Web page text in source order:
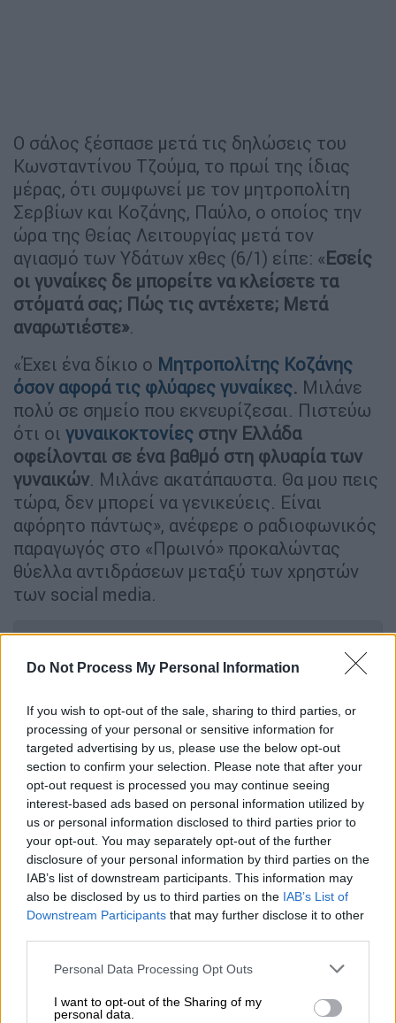
Do Not Process My Personal Information
If you wish to opt-out of the sale, sharing to third parties, or
processing of your personal or sensitive information for
targeted advertising by us, please use the below opt-out
section to confirm your selection. Please note that after your
opt-out request is processed you may continue seeing
interest-based ads based on personal information utilized by
us or personal information disclosed to third parties prior to
your opt-out. You may separately opt-out of the further
disclosure of your personal information by third parties on the
IAB’s list of downstream participants. This information may
also be disclosed by us to third parties on the IAB’s List of
Downstream Participants that may further disclose it to other
Please note that this website/app uses one or more Google
not limited to your visit or usage behaviour. You may click to
Personal Data Processing Opt Outs
I want to opt-out of the Sharing of my
personal data.
Ο σάλος ξέσπασε μετά τις δηλώσεις του
Κωνσταντίνου Τζούμα, το πρωί της ίδιας
μέρας, ότι συμφωνεί με τον μητροπολίτη
Σερβίων και Κοζάνης, Παύλο, ο οποίος την
ώρα της Θείας Λειτουργίας μετά τον
αγιασμό των Υδάτων χθες (6/1) είπε: «Εσείς
οι γυναίκες δε μπορείτε να κλείσετε τα
στόματά σας; Πώς τις αντέχετε; Μετά
αναρωτιέστε».
«Έχει ένα δίκιο ο Μητροπολίτης Κοζάνης
όσον αφορά τις φλύαρες γυναίκες. Μιλάνε
πολύ σε σημείο που εκνευρίζεσαι. Πιστεύω
ότι οι γυναικοκτονίες στην Ελλάδα
οφείλονται σε ένα βαθμό στη φλυαρία των
γυναικών. Μιλάνε ακατάπαυστα. Θα μου πεις
τώρα, δεν μπορεί να γενικεύεις. Είναι
αφόρητο πάντως», ανέφερε ο ραδιοφωνικός
παραγωγός στο «Πρωινό» προκαλώντας
θύελλα αντιδράσεων μεταξύ των χρηστών
των social media.
Αντιδράσεις για τις δηλώσεις του
Κωνσταντίνου Τζούμα: «Οι
γυναικοκτονίες οφείλονται σε ένα
βαθμό στη φλυαρία των γυναικών»
Κόσμος|04.01.2022 17:12
Τουρκία: 450 γυναικοκτονίες το 2021,
όταν η χώρα αποχώρησε από τη
Σύμβαση της Κωνσταντινούπολης
Ελένη Τοπαλούδη: Συγκλονιστική
επιτροπή από τους γονείς της για τις